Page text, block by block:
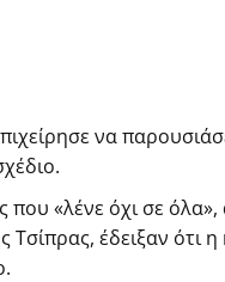
να
«λένε όχι σε όλα»,
έδειξαν ότι